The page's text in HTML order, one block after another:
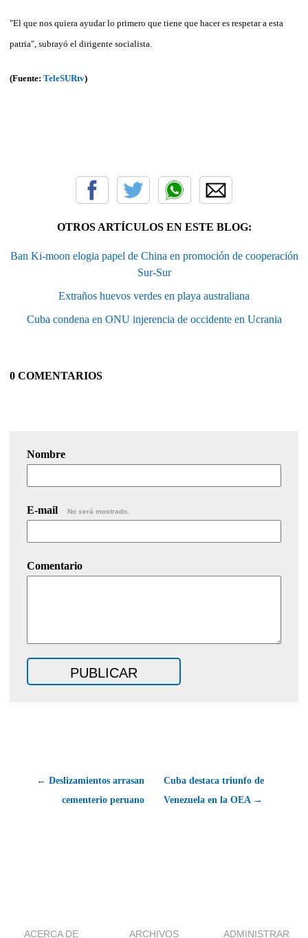
"El que nos quiera ayudar lo primero que tiene que hacer es respetar a esta
patria", subrayó el dirigente socialista.
(Fuente: TeleSURtv)
OTROS ARTÍCULOS EN ESTE BLOG:
Ban Ki-moon elogia papel de China en promoción de cooperación
Sur-Sur
Extraños huevos verdes en playa australiana
Cuba condena en ONU injerencia de occidente en Ucrania
0 COMENTARIOS
Nombre
E-mail No será mostrado.
Comentario
← Deslizamientos arrasan
cementerio peruano
Cuba destaca triunfo de
Venezuela en la OEA →
ACERCA DE ARCHIVOS ADMINISTRAR